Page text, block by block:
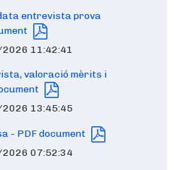
entrevista prova
11:42:41
valoració mèrits i
13:45:45
- PDF document
07:52:34